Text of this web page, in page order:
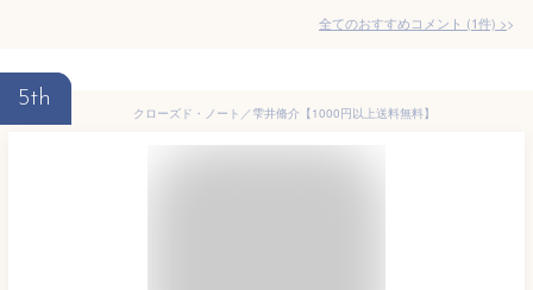
全てのおすすめコメント (1件) >
5th
クローズド・ノート／雫井脩介【1000円以上送料無料】